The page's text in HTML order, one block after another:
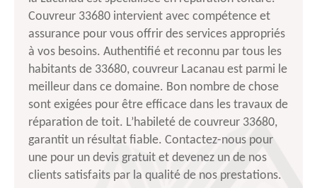
Couvreur 33680 intervient avec compétence et
assurance pour vous offrir des services appropriés
à vos besoins. Authentifié et reconnu par tous les
habitants de 33680, couvreur Lacanau est parmi le
meilleur dans ce domaine. Bon nombre de chose
sont exigées pour être efficace dans les travaux de
réparation de toit. L’habileté de couvreur 33680,
garantit un résultat fiable. Contactez-nous pour
une pour un devis gratuit et devenez un de nos
clients satisfaits par la qualité de nos prestations.